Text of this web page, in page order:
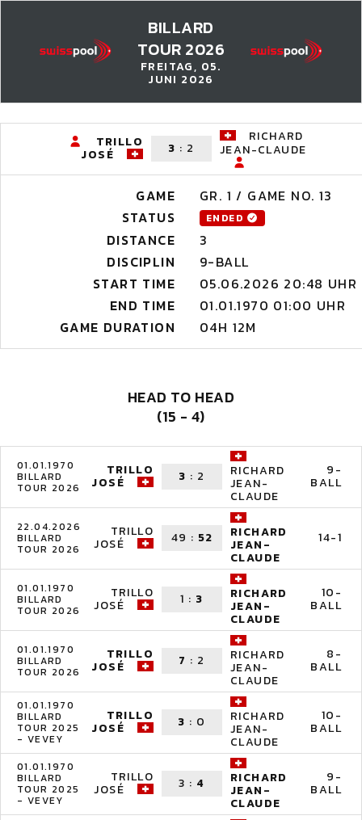
BILLARD
TOUR 2026
FREITAG, 05.
JUNI 2026
TRILLO
JOSÉ 3 : 2
RICHARD
JEAN-CLAUDE
GAME
GR. 1 / GAME NO. 13
STATUS
ENDED
DISTANCE
3
DISCIPLIN
9-BALL
START TIME
05.06.2026 20:48 UHR
END TIME
01.01.1970 01:00 UHR
GAME DURATION
04H 12M
HEAD TO HEAD
(15 - 4)
01.01.1970
BILLARD
TOUR 2026
TRILLO
JOSÉ 3 : 2 RICHARD
JEAN-
CLAUDE
9-
BALL
22.04.2026
BILLARD
TOUR 2026
TRILLO
JOSÉ 49 : 52 RICHARD
JEAN-
CLAUDE
14-1
01.01.1970
BILLARD
TOUR 2026
TRILLO
JOSÉ 1 : 3 RICHARD
JEAN-
CLAUDE
10-
BALL
01.01.1970
BILLARD
TOUR 2026
TRILLO
JOSÉ 7 : 2 RICHARD
JEAN-
CLAUDE
8-
BALL
01.01.1970
BILLARD
TOUR 2025
- VEVEY
TRILLO
JOSÉ 3 : 0 RICHARD
JEAN-
CLAUDE
10-
BALL
01.01.1970
BILLARD
TOUR 2025
- VEVEY
TRILLO
JOSÉ 3 : 4 RICHARD
JEAN-
CLAUDE
9-
BALL